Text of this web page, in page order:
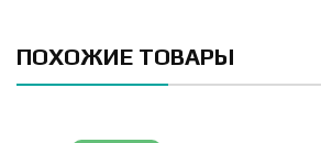
ПОХОЖИЕ ТОВАРЫ